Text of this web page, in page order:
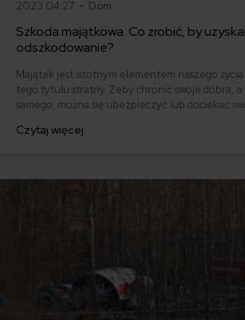
2023.04.27 • Dom
Szkoda majątkowa. Co zrobić, by
odszkodowanie?
Majątek jest istotnym elementem naszego
tego tytułu stratny. Żeby chronić swoje dobra, a
samego, można się ubezpieczyć lub dociekać
na odszkodowanie.
Czytaj więcej